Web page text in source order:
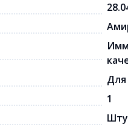
Для
1